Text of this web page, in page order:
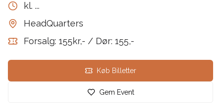
kl. ...
HeadQuarters
Forsalg: 155kr,- / Dør: 155,-
Køb Billetter
Gem Event